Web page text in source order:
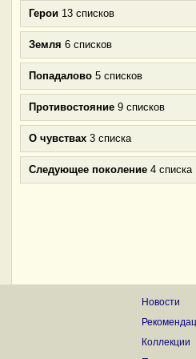
Герои 13 списков
Земля 6 списков
Попадалово 5 списков
Противостояние 9 списков
О чувствах 3 списка
Следующее поколение 4 списка
Новости
Коллекции